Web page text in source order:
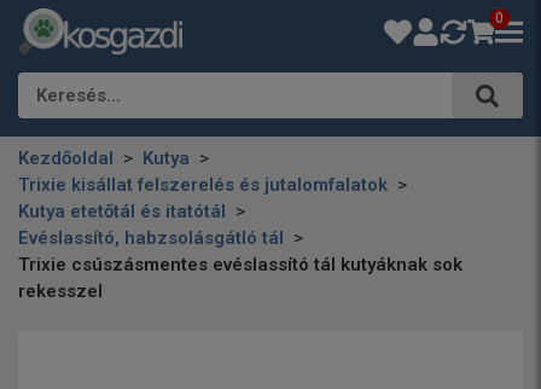
0
Keresés…
Kezdőoldal
Kutya
Trixie kisállat felszerelés és jutalomfalatok
Kutya etetőtál és itatótál
Evéslassító, habzsolásgátló tál
Trixie csúszásmentes evéslassító tál kutyáknak sok
rekesszel